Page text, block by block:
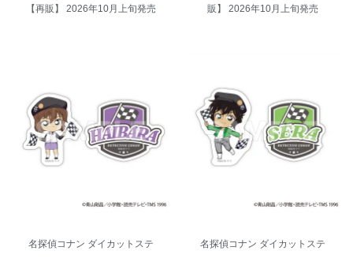
【再販】 2026年10月上旬発売 販】 2026年10月上旬発売
名探偵コナン ダイカットステッ
カー2枚セット チェッカーフラッ
グ① (灰原 哀)【再販】 2026年
10月上旬発売
名探偵コナン ダイカットステ
名探偵コナン ダイカットステッ
カー2枚セット チェッカーフラッ
グ① (世良 真純)【再販】 2026年
10月上旬発売
名探偵コナン ダイカットステ